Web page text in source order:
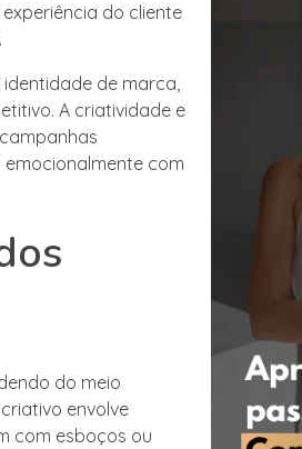
do cliente
de marca,
A criatividade e
com
do meio
envolve
com esboços ou